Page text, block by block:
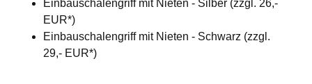
Einbauschalengriff mit Nieten - Silber (zzgl. 26,-
EUR*)
Einbauschalengriff mit Nieten - Schwarz (zzgl.
29,- EUR*)